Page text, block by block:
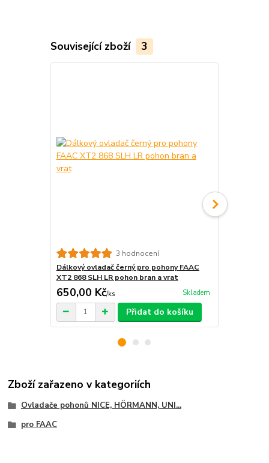
Související zboží 3
3 hodnocení
Dálkový ovladač černý pro pohony FAAC
XT2 868 SLH LR pohon bran a vrat
650,00 Kč/ks Skladem
Přidat do košíku
Zboží zařazeno v kategoriích
Ovladače pohonů NICE, HÖRMANN, UNI...
pro FAAC